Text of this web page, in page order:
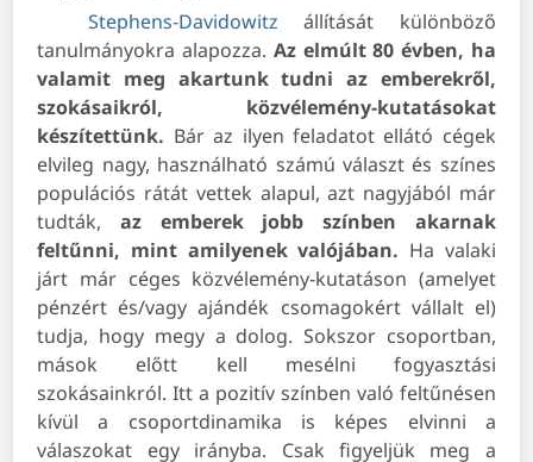
Stephens-Davidowitz állítását különböző
tanulmányokra alapozza. Az elmúlt 80 évben, ha
valamit meg akartunk tudni az emberekről,
szokásaikról, közvélemény-kutatásokat
készítettünk. Bár az ilyen feladatot ellátó cégek
elvileg nagy, használható számú választ és színes
populációs rátát vettek alapul, azt nagyjából már
tudták, az emberek jobb színben akarnak
feltűnni, mint amilyenek valójában. Ha valaki
járt már céges közvélemény-kutatáson (amelyet
pénzért és/vagy ajándék csomagokért vállalt el)
tudja, hogy megy a dolog. Sokszor csoportban,
mások előtt kell mesélni fogyasztási
szokásainkról. Itt a pozitív színben való feltűnésen
kívül a csoportdinamika is képes elvinni a
válaszokat egy irányba. Csak figyeljük meg a